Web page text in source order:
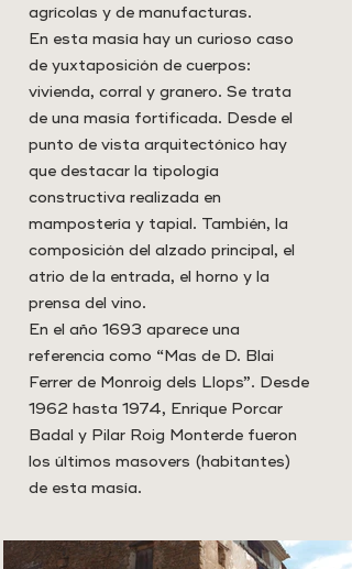
agrícolas y de manufacturas.
En esta masía hay un curioso caso
de yuxtaposición de cuerpos:
vivienda, corral y granero. Se trata
de una masía fortificada. Desde el
punto de vista arquitectónico hay
que destacar la tipología
constructiva realizada en
mampostería y tapial. También, la
composición del alzado principal, el
atrio de la entrada, el horno y la
prensa del vino.
En el año 1693 aparece una
referencia como “Mas de D. Blai
Ferrer de Monroig dels Llops”. Desde
1962 hasta 1974, Enrique Porcar
Badal y Pilar Roig Monterde fueron
los últimos masovers (habitantes)
de esta masía.